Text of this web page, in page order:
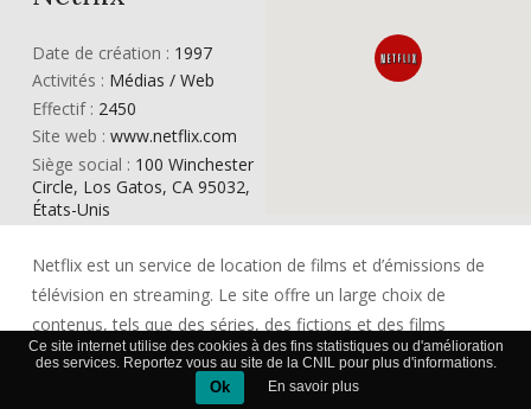
Date de création : 1997
Activités : Médias / Web
Effectif : 2450
Site web : www.netflix.com
Siège social : 100 Winchester
Circle, Los Gatos, CA 95032,
États-Unis
Netflix est un service de location de films et d’émissions de
télévision en streaming. Le site offre un large choix de
contenus, tels que des séries, des fictions et des films
documentaires. Le système permet de visionner autant de
films souhaités, n’importe quand, sur quasiment tout type
Ce site internet utilise des cookies à des fins statistiques ou d'amélioration
des services. Reportez vous au site de la CNIL pour plus d'informations.
Ok En savoir plus